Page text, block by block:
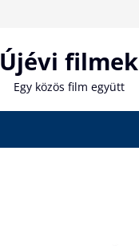
Újévi filmek
Egy közös film együtt